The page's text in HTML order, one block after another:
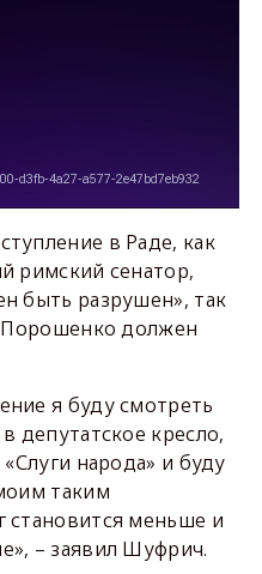
в Раде, как
римский сенатор,
быть разрушен», так
должен
я буду смотреть
депутатское кресло,
народа» и буду
таким
становится меньше и
– заявил Шуфрич.